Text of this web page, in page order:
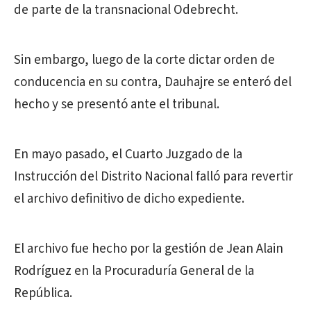
de parte de la transnacional Odebrecht.
Sin embargo, luego de la corte dictar orden de
conducencia en su contra, Dauhajre se enteró del
hecho y se presentó ante el tribunal.
En mayo pasado, el Cuarto Juzgado de la
Instrucción del Distrito Nacional falló para revertir
el archivo definitivo de dicho expediente.
El archivo fue hecho por la gestión de Jean Alain
Rodríguez en la Procuraduría General de la
República.